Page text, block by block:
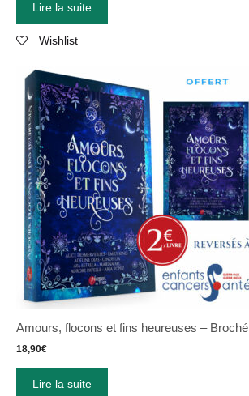
Lire la suite
Wishlist
Amours, flocons et fins heureuses – Broché
18,90€
Lire la suite